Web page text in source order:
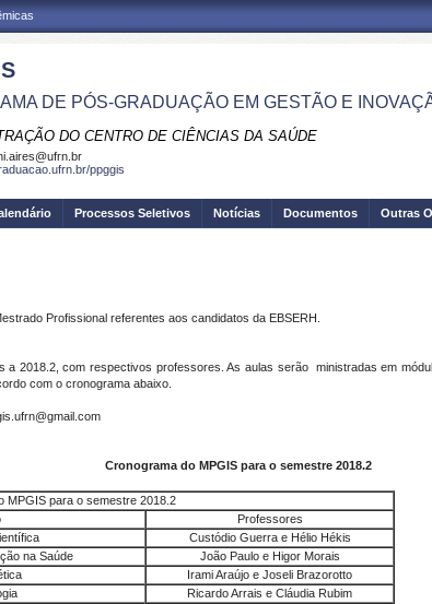
DE PÓS-GRADUAÇÃO EM GESTÃO E
DO CENTRO DE CIÊNCIAS DA SAÚDE
ppggis
Processos Seletivos Notícias Documentos Outras
Profissional referentes aos candidatos da EBSERH.
a 2018.2, com respectivos professores. As aulas serão ministradas em
com o cronograma abaixo.
Cronograma do MPGIS para o semestre 2018.2
MPGIS para o semestre 2018.2
Professores
Custódio Guerra e Hélio Hékis
na Saúde
João Paulo e Higor Morais
Irami Araújo e Joseli Brazorotto
Ricardo Arrais e Cláudia Rubim